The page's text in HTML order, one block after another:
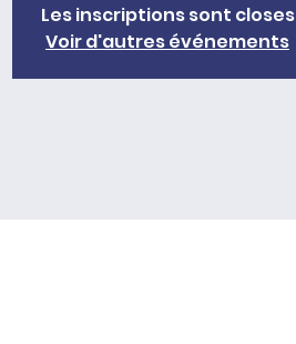
Les inscriptions sont closes
Voir d'autres événements